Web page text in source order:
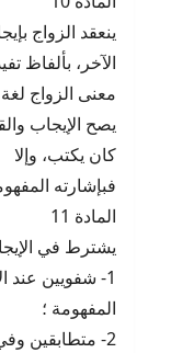
ينعقد الزواج
الآخر، بألفاظ
معنى الزواج
يصح الإيجاب
كان يكتب، وإلا
فبإشارته
المادة 11
يشترط في
1- شفويين عند
المفهومة ؛
2- متطابقين وفي مجلس واحد ؛